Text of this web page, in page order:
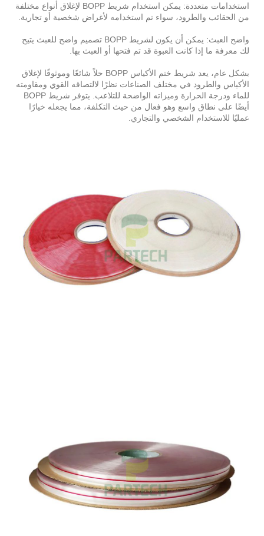
استخدامات متعددة: يمكن استخدام شريط BOPP لإغلاق أنواع مختلفة
من الحقائب والطرود، سواء تم استخدامه لأغراض شخصية أو تجارية.
واضح العبث: يمكن أن يكون لشريط BOPP تصميم واضح للعبث يتيح
لك معرفة ما إذا كانت العبوة قد تم فتحها أو العبث بها.
بشكل عام، يعد شريط ختم الأكياس BOPP حلاً شائعًا وموثوقًا لإغلاق
الأكياس والطرود في مختلف الصناعات نظرًا لالتصاقه القوي ومقاومته
للماء ودرجة الحرارة وميزاته الواضحة للتلاعب. يتوفر شريط BOPP
أيضًا على نطاق واسع وهو فعال من حيث التكلفة، مما يجعله خيارًا
عمليًا للاستخدام الشخصي والتجاري.